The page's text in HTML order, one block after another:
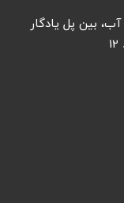
بین پل یادگار